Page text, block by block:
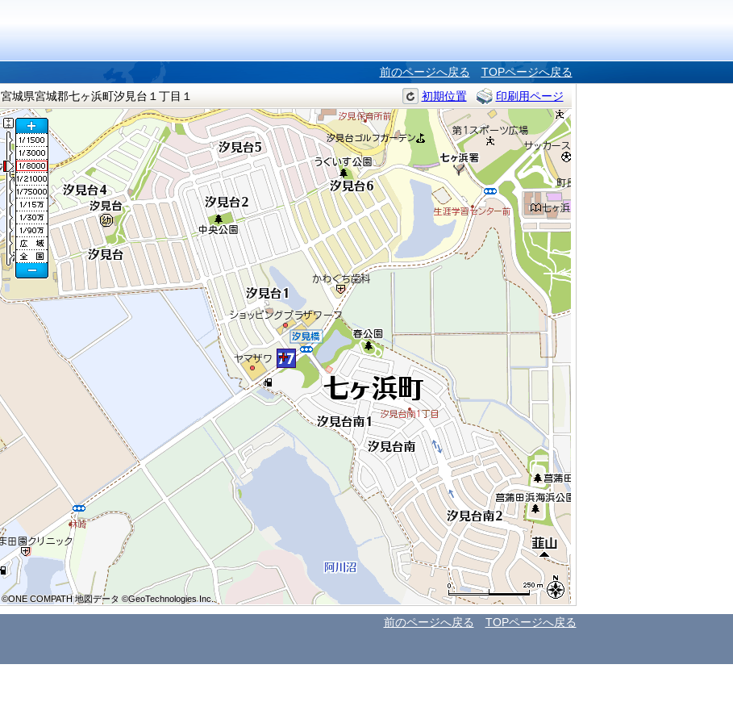
前のページへ戻る TOPページへ戻る
宮城県宮城郡七ヶ浜町汐見台１丁目１ 初期位置 印刷用ページ
©ONE COMPATH 地図データ ©GeoTechnologies Inc.
©ONE COMPATH 地図データ ©GeoTechnologies Inc.
©ONE COMPATH 地図データ ©GeoTechnologies Inc.
©ONE COMPATH 地図データ ©GeoTechnologies Inc.
©ONE COMPATH 地図データ ©GeoTechnologies Inc.
©ONE COMPATH 地図データ ©GeoTechnologies Inc.
©ONE COMPATH 地図データ ©GeoTechnologies Inc.
©ONE COMPATH 地図データ ©GeoTechnologies Inc.
©ONE COMPATH 地図データ ©GeoTechnologies Inc.
前のページへ戻る TOPページへ戻る